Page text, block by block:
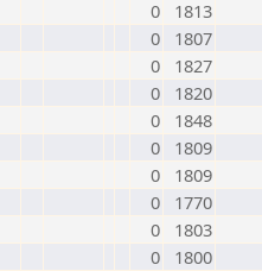
0
1813
0
1807
0
1827
0
1820
0
1848
0
1809
0
1809
0
1770
0
1803
0
1800